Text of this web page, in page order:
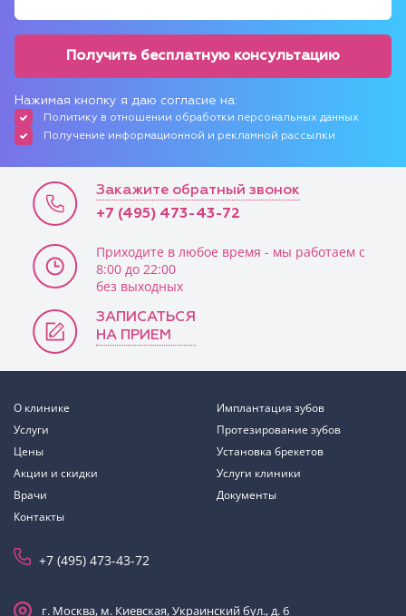
Получить бесплатную консультацию
Нажимая кнопку я даю согласие на:
Политику в отношении обработки персональных данных
Получение информационной и рекламной рассылки
Закажите обратный звонок
+7 (495) 473-43-72
Приходите в любое время - мы работаем с
8:00 до 22:00
без выходных
ЗАПИСАТЬСЯ
НА ПРИЕМ
О клинике
Услуги
Цены
Акции и скидки
Врачи
Контакты
Имплантация зубов
Протезирование зубов
Установка брекетов
Услуги клиники
Документы
+7 (495) 473-43-72
г. Москва, м. Киевская, Украинский бул., д. 6